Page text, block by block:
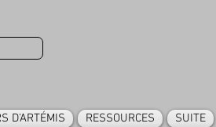
D'ARTÉMIS RESSOURCES SUITE